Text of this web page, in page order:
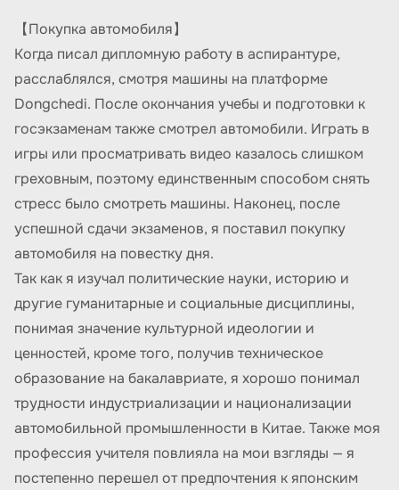
【Покупка автомобиля】
Когда писал дипломную работу в аспирантуре,
расслаблялся, смотря машины на платформе
Dongchedi. После окончания учебы и подготовки к
госэкзаменам также смотрел автомобили. Играть в
игры или просматривать видео казалось слишком
греховным, поэтому единственным способом снять
стресс было смотреть машины. Наконец, после
успешной сдачи экзаменов, я поставил покупку
автомобиля на повестку дня.
Так как я изучал политические науки, историю и
другие гуманитарные и социальные дисциплины,
понимая значение культурной идеологии и
ценностей, кроме того, получив техническое
образование на бакалавриате, я хорошо понимал
трудности индустриализации и национализации
автомобильной промышленности в Китае. Также моя
профессия учителя повлияла на мои взгляды — я
постепенно перешел от предпочтения к японским